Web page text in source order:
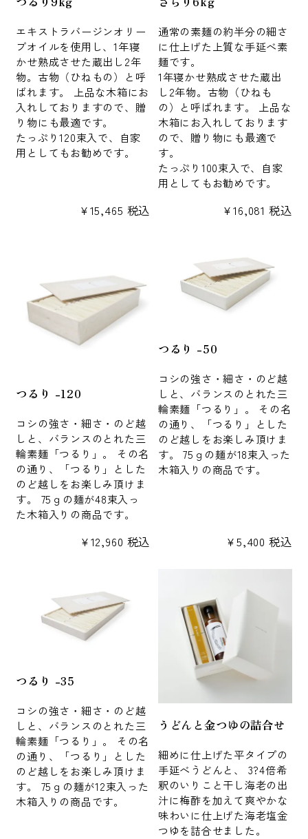
エキストラバージンオリー
ブオイルを使用し、1年寝
かせ熟成させた蔵出し2年
物。古物（ひねもの）と呼
ばれます。 上品な木箱にお
入れしておりますので、贈
り物にも最適です。
たっぷり120束入で、自家
用としてもお勧めです。
¥15,465 税込
通常の素麺の約半分の細さ
に仕上げた上質な手延べ素
麺です。
1年寝かせ熟成させた蔵出
し2年物。古物（ひねも
の）と呼ばれます。 上品な
木箱にお入れしております
ので、贈り物にも最適で
す。
たっぷり100束入で、自家
用としてもお勧めです。
¥16,081 税込
つるり -120
コシの強さ・細さ・のど越
しと、バランスのとれた三
輪素麺「つるり」。 その名
の通り、「つるり」とした
のど越しをお楽しみ頂けま
す。 75ｇの麺が48束入っ
た木箱入りの商品です。
¥12,960 税込
つるり -50
コシの強さ・細さ・のど越
しと、バランスのとれた三
輪素麺「つるり」。 その名
の通り、「つるり」とした
のど越しをお楽しみ頂けま
す。 75ｇの麺が18束入った
木箱入りの商品です。
¥5,400 税込
つるり -35
コシの強さ・細さ・のど越
しと、バランスのとれた三
輪素麺「つるり」。 その名
の通り、「つるり」とした
のど越しをお楽しみ頂けま
す。 75ｇの麺が12束入った
木箱入りの商品です。
うどんと金つゆの詰合せ
細めに仕上げた平タイプの
手延べうどんと、 3?4倍希
釈のいりこと干し海老の出
汁に梅酢を加えて爽やかな
味わいに仕上げた海老塩金
つゆを詰合せました。